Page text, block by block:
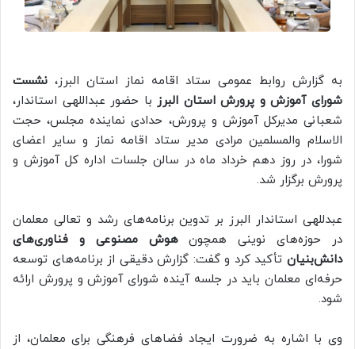
به گزارش روابط عمومی ستاد اقامه نماز استان البرز، نشست
شورای آموزش و پرورش استان البرز با حضور عبداللهی استاندار،
شعبانی مدیرکل آموزش و پرورش، حدادی نماینده مجلس، حجت
الاسلام والمسلمین مرادی مدیر ستاد اقامه نماز و سایر اعضای
شورا، در روز دهم خرداد ماه در سالن جلسات اداره کل آموزش و
پرورش برگزار شد.
عبدللهی استاندار البرز بر تدوین برنامه‌های رشد و تعالی معلمان
در حوزه‌های نوینی همچونهوش مصنوعی و فناوری‌های
دانش‌بنیان تأکید کرد و گفت: گزارش دقیقی از برنامه‌های توسعه
حرفه‌ای معلمان باید در جلسه آینده شورای آموزش و پرورش ارائه
شود.
وی با اشاره به ضرورت ایجاد فضاهای فرهنگی برای معلمان، از